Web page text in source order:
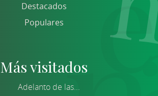
Destacados
Populares
Más visitados
Adelanto de las...